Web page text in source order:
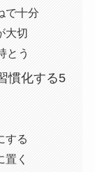
で十分
大切
とう
慣化する5
する
く